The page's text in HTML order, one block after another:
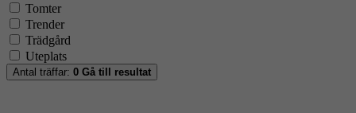
Tomter
Trender
Trädgård
Uteplats
Antal träffar: 0 Gå till resultat